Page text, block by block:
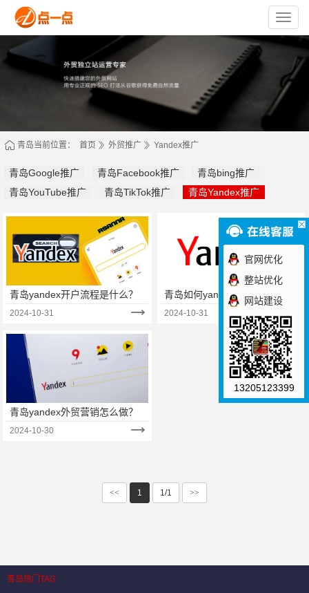
苏
州
点
一
络
技
术
司
青岛当前位置： 首页 外贸推广 Yandex推广
青岛Google推广 青岛Facebook推广
青岛bing推广
青岛YouTube推广
青岛TikTok推广 青岛Yandex推广
青岛yandex开户流程是什么？
2024-10-31
青岛如何yandex开户？
2024-10-31
青岛yandex外贸营销怎么做？
2024-10-30
<< 1 1/1 >>
青岛热门TAG
官网优化
整站优化
网站建设
13205123399